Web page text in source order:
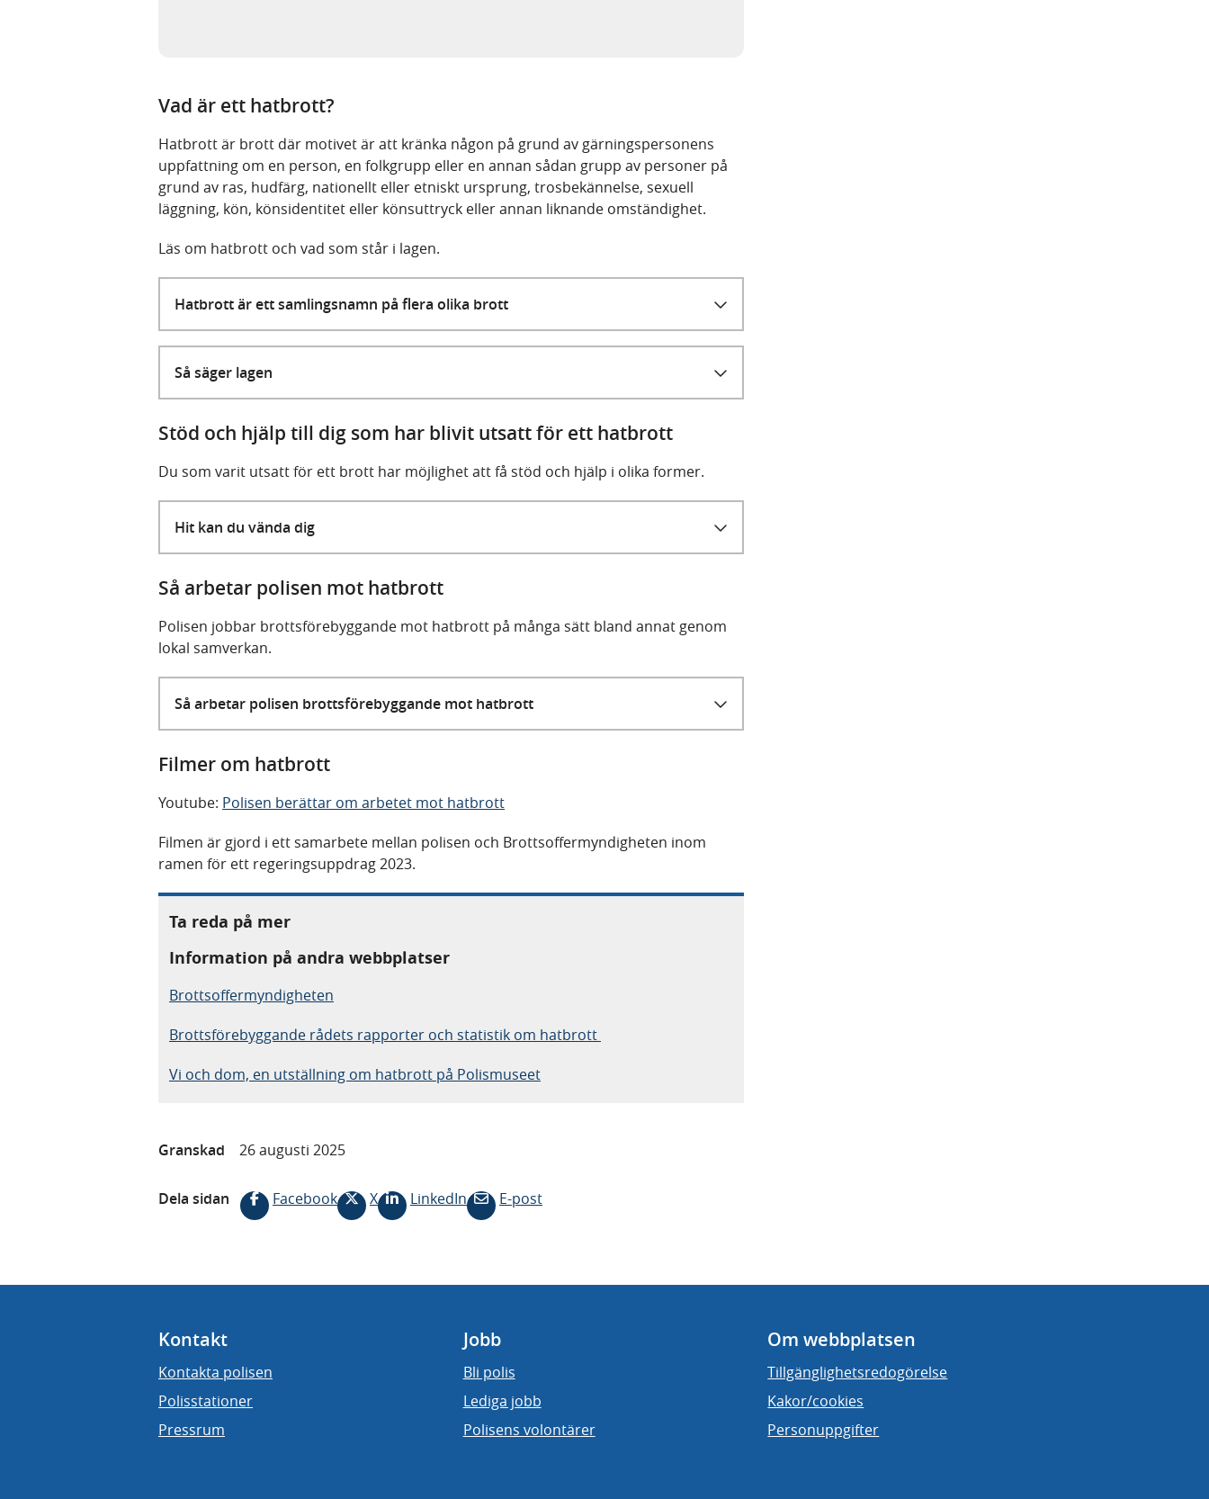
Vad är ett hatbrott?
Hatbrott är brott där motivet är att kränka någon på grund av gärningspersonens
uppfattning om en person, en folkgrupp eller en annan sådan grupp av personer på
grund av ras, hudfärg, nationellt eller etniskt ursprung, trosbekännelse, sexuell
läggning, kön, könsidentitet eller könsuttryck eller annan liknande omständighet.
Läs om hatbrott och vad som står i lagen.
Hatbrott är ett samlingsnamn på flera olika brott
Så säger lagen
Stöd och hjälp till dig som har blivit utsatt för ett hatbrott
Du som varit utsatt för ett brott har möjlighet att få stöd och hjälp i olika former.
Hit kan du vända dig
Så arbetar polisen mot hatbrott
Polisen jobbar brottsförebyggande mot hatbrott på många sätt bland annat genom
lokal samverkan.
Så arbetar polisen brottsförebyggande mot hatbrott
Filmer om hatbrott
Youtube: Polisen berättar om arbetet mot hatbrott
Filmen är gjord i ett samarbete mellan polisen och Brottsoffermyndigheten inom
ramen för ett regeringsuppdrag 2023.
Ta reda på mer
Information på andra webbplatser
Brottsoffermyndigheten
Brottsförebyggande rådets rapporter och statistik om hatbrott
Vi och dom, en utställning om hatbrott på Polismuseet
Granskad 26 augusti 2025
Dela sidan Facebook X LinkedIn E-post
Kontakt
Kontakta polisen
Polisstationer
Pressrum
Jobb
Bli polis
Lediga jobb
Polisens volontärer
Om webbplatsen
Tillgänglighetsredogörelse
Kakor/cookies
Personuppgifter